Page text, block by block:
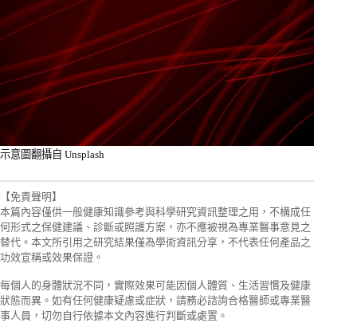
示意圖翻攝自 Unsplash
【免責聲明】
本篇內容僅供一般健康知識參考與科學研究資訊整理之用，不構成任
何形式之保健建議、診斷或照護方案，亦不應被視為專業醫事意見之
替代。本文所引用之研究結果僅為學術資訊分享，不代表任何產品之
功效宣稱或效果保證。
每個人的身體狀況不同，實際效果可能因個人體質、生活習慣及健康
狀態而異。如有任何健康疑慮或症狀，請務必諮詢合格醫師或專業醫
事人員，切勿自行依據本文內容進行判斷或處置。